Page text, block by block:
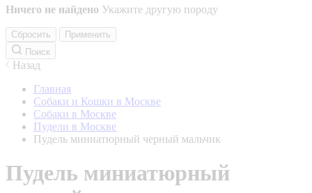
Ничего не найдено Укажите другую породу
Сбросить
Применить
Поиск
Назад
Главная
Собаки и Кошки в Москве
Собаки в Москве
Пудели в Москве
Пудель миниатюрный черный мальчик
Пудель миниатюрный